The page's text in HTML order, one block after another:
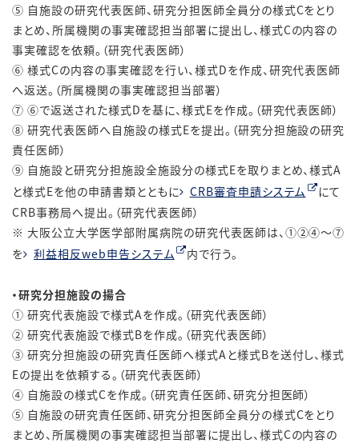
⑤ 自施設の研究代表医師、研究分担医師全員分の様式Cをとり
まとめ、所属機関の事実確認担当部署に提出し、様式Cの内容の
事実確認を依頼。（研究代表医師）
⑥ 様式Cの内容の事実確認を行い、様式Dを作成、研究代表医師
へ返送。（所属機関の事実確認担当部署）
⑦ ⑥で返送された様式Dを基に、様式Eを作成。（研究代表医師）
⑧ 研究代表医師へ自施設の様式Eを提出。（研究分担施設の研究
責任医師）
⑨ 自施設と研究分担施設全施設分の様式Eを取りまとめ、様式A
と様式Eを他の申請書類とともに
CRB審査申請システム
にて
CRB事務局へ提出。（研究代表医師）
※ 大阪公立大学医学部附属病院の研究代表医師は、①②④～⑦
を
利益相反web申告システム 内で行う。
・研究分担施設の揚合
① 研究代表施設で様式Aを作成。（研究代表医師）
② 研究代表施設で様式Bを作成。（研究代表医師）
③ 研究分担施設の研究責任医師へ様式Aと様式Bを送付し、様式
Eの提出を依頼する。（研究代表医師）
④ 自施設の様式Cを作成。（研究責任医師、研究分担医師）
⑤ 自施設の研究責任医師、研究分担医師全員分の様式Cをとり
まとめ、所属機関の事実確認担当部署に提出し、様式Cの内容の